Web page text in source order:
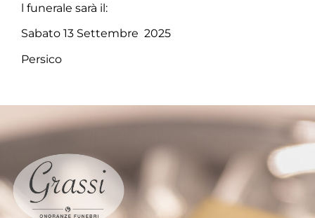
l funerale sarà il:
Sabato 13 Settembre 2025
Persico